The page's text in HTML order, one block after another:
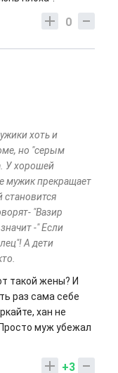
0
хоть и
но "серым
У хорошей
мужик прекращает
становится
"Вазир
-" Если
А дети
такой жены? И
раз сама себе
хан не
муж убежал
+3